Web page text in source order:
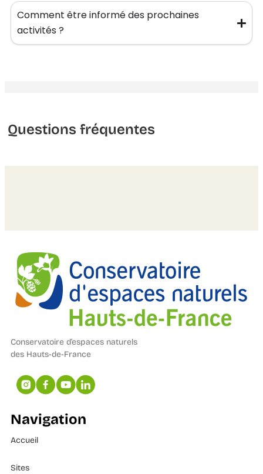
Comment être informé des prochaines
activités ?
Questions fréquentes
Conservatoire d’espaces naturels
des Hauts-de-France
Navigation
Accueil
Sites